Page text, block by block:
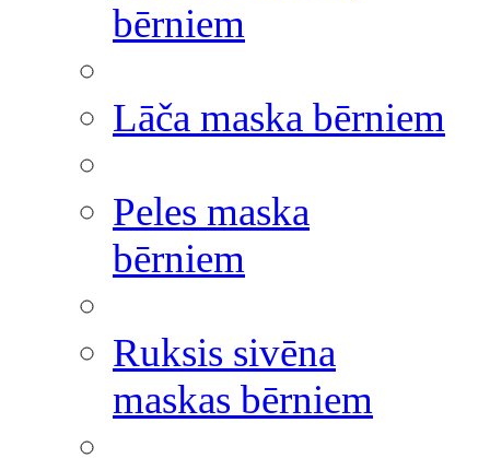
bērniem
Lāča maska bērniem
Peles maska
bērniem
Ruksis sivēna
maskas bērniem